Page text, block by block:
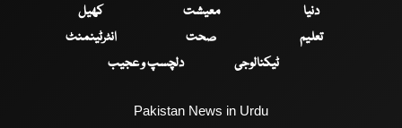
دنیا
معیشت
کھیل
تعلیم
صحت
انٹرٹینمنٹ
ٹیکنالوجی
دلچسپ و عجیب
Pakistan News in Urdu